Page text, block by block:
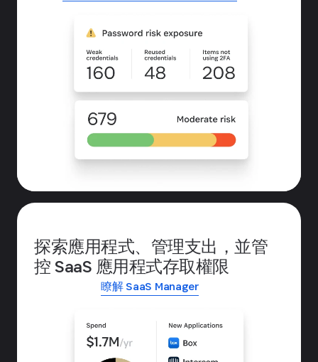
探索應用程式、管理支出，並管
控 SaaS 應用程式存取權限
瞭解 SaaS Manager